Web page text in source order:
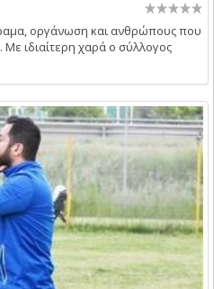
οργάνωση και ανθρώπους που
ιδιαίτερη χαρά ο σύλλογος